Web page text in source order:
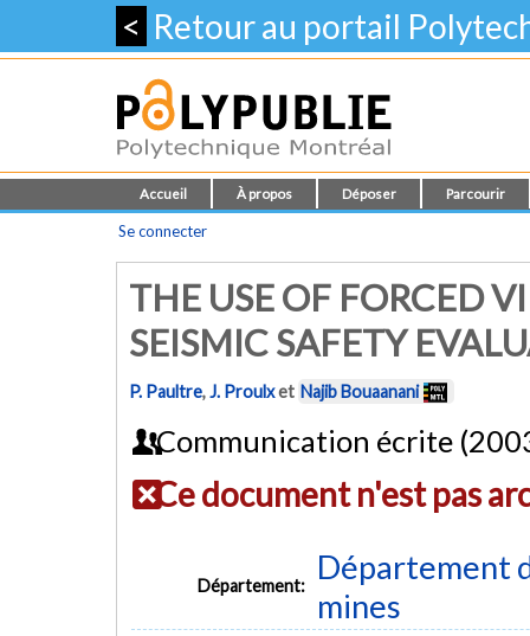
< Retour au portail
Accueil À propos Déposer Parcourir
Se connecter
THE USE OF FORCED
SEISMIC SAFETY
P. Paultre,J. Proulxet Najib Bouaanani
Communication écrite
Ce document n'est pas
Département:
Département
mines